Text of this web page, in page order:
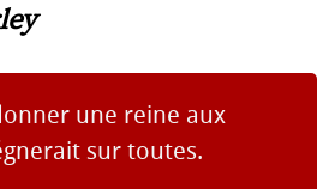
une reine aux
sur toutes.